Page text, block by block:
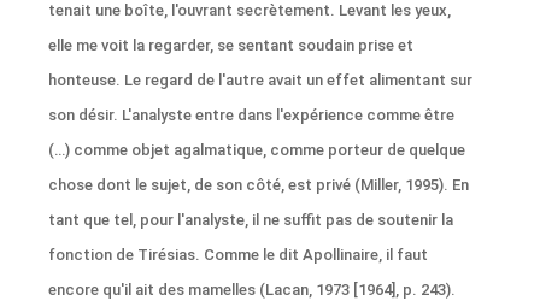
tenait une boîte, l'ouvrant secrètement. Levant les yeux,
elle me voit la regarder, se sentant soudain prise et
honteuse. Le regard de l'autre avait un effet alimentant sur
son désir. L'analyste entre dans l'expérience comme être
(…) comme objet agalmatique, comme porteur de quelque
chose dont le sujet, de son côté, est privé (Miller, 1995). En
tant que tel, pour l'analyste, il ne suffit pas de soutenir la
fonction de Tirésias. Comme le dit Apollinaire, il faut
encore qu'il ait des mamelles (Lacan, 1973 [1964], p. 243).